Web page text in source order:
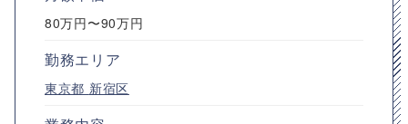
80万円〜90万円
勤務エリア
東京都 新宿区